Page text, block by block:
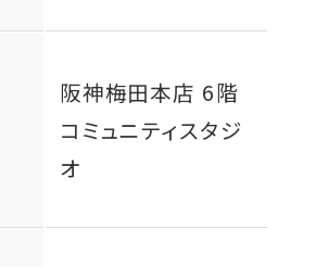
阪神梅田本店 6階
コミュニティスタジ
オ